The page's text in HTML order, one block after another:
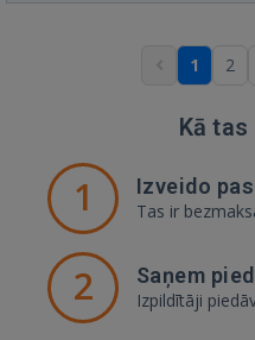
1 2
Kā
1 Izveido
Tas ir
2 Saņem
Izpildītāji